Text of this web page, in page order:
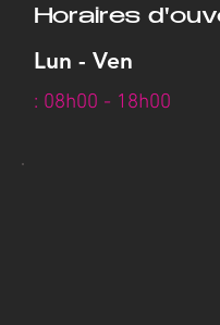
Horaires
Lun - Ven
: 08h00 - 18h00